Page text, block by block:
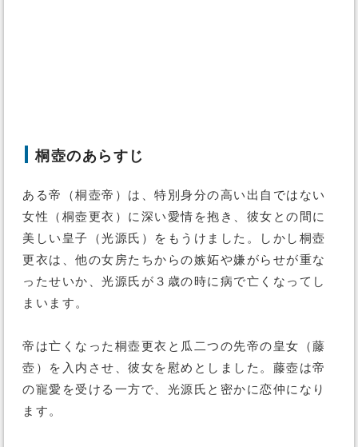
桐壺のあらすじ
ある帝（桐壺帝）は、特別身分の高い出自ではない
女性（桐壺更衣）に深い愛情を抱き、彼女との間に
美しい皇子（光源氏）をもうけました。しかし桐壺
更衣は、他の女房たちからの嫉妬や嫌がらせが重な
ったせいか、光源氏が３歳の時に病で亡くなってし
まいます。
帝は亡くなった桐壺更衣と瓜二つの先帝の皇女（藤
壺）を入内させ、彼女を慰めとしました。藤壺は帝
の寵愛を受ける一方で、光源氏と密かに恋仲になり
ます。